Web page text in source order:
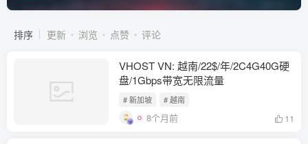
排序 更新 浏览 点赞 评论
VHOST VN: 越南/22$/年/2C4G40G硬
盘/1Gbps带宽无限流量
# 新加坡 # 越南
8个月前 11